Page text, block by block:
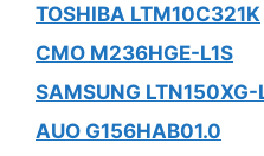
TOSHIBA LTM10C321K
CMO M236HGE-L1S
SAMSUNG
AUO G156HAB01.0